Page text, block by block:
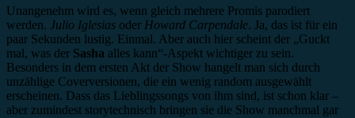
Unangenehm wird es, wenn gleich mehrere Promis parodiert
werden. Julio Iglesias oder Howard Carpendale. Ja, das ist für ein
paar Sekunden lustig. Einmal. Aber auch hier scheint der „Guckt
mal, was der Sasha alles kann“-Aspekt wichtiger zu sein.
Besonders in dem ersten Akt der Show hangelt man sich durch
unzählige Coverversionen, die ein wenig random ausgewählt
erscheinen. Dass das Lieblingssongs von ihm sind, ist schon klar –
aber zumindest storytechnisch bringen sie die Show manchmal gar